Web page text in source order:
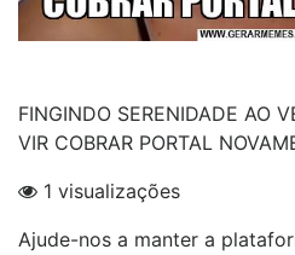
FINGINDO SERENIDADE AO
VIR COBRAR PORTAL
1 visualizações
Ajude-nos a manter a